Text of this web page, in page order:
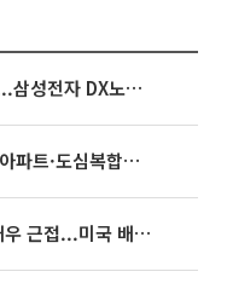
3445억 자사주 지급 마쳤는데...삼성전자 DX노조, 뒤늦은 '떼쓰기 집회'
영끌 '주택공급' 대책 임박⋯비아파트·도심복합까지 총동원
이란 “호르무즈 새 항로 합의 매우 근접...미국 배상 먼저”